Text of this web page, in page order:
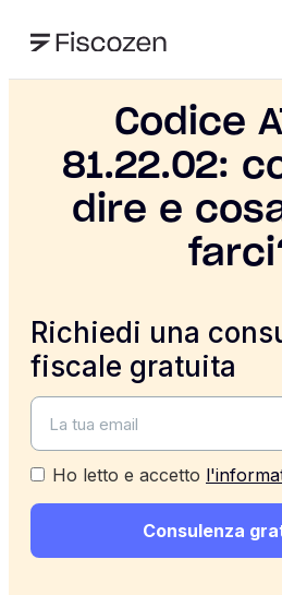
Codice
81.22.02:
dire e
Richiedi una
fiscale gratuita
Ho letto e accetto
Consulenza